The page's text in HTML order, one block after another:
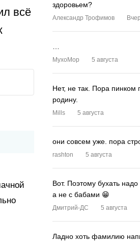
всё
здоровьем?
Александр Трофимов
MyxoMop 5 августа
Нет, не так. Пора пинком
родину.
Mills 5 августа
они совсем уже. пора
rashton 5 августа
Вот. Поэтому бухать надо
а не с бабами 😁
Дмитрий-ДС 5 августа
Ладно хоть фамилию